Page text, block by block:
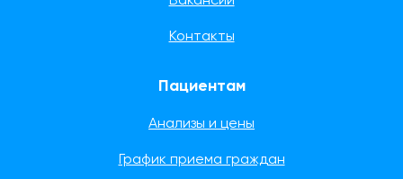
Контакты
Пациентам
Анализы и цены
График приема граждан